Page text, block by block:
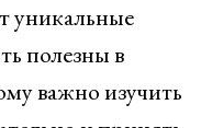
уникальные
полезны в
важно изучить